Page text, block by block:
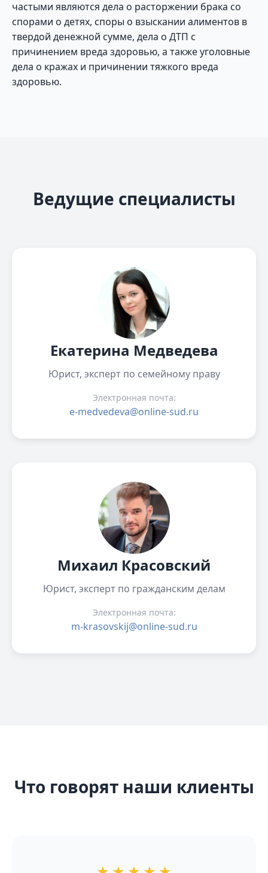
частыми являются дела о расторжении брака со
спорами о детях, споры о взыскании алиментов в
твердой денежной сумме, дела о ДТП с
причинением вреда здоровью, а также уголовные
дела о кражах и причинении тяжкого вреда
здоровью.
Ведущие специалисты
Екатерина Медведева
Юрист, эксперт по семейному праву
Электронная почта:
e-medvedeva@online-sud.ru
Михаил Красовский
Юрист, эксперт по гражданским делам
Электронная почта:
m-krasovskij@online-sud.ru
Что говорят наши клиенты